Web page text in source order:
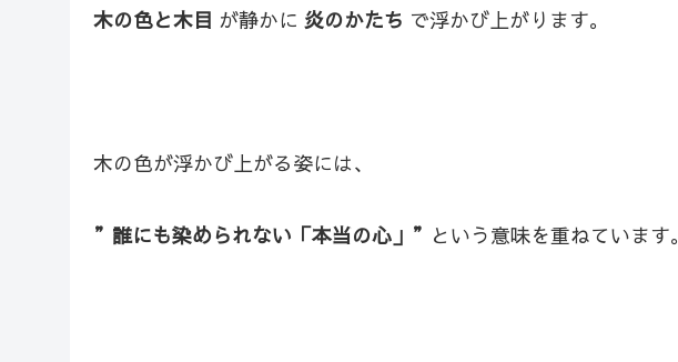
木の色と木目 が静かに 炎のかたち で浮かび上がります。
木の色が浮かび上がる姿には、
”誰にも染められない「本当の心」” という意味を重ねています。